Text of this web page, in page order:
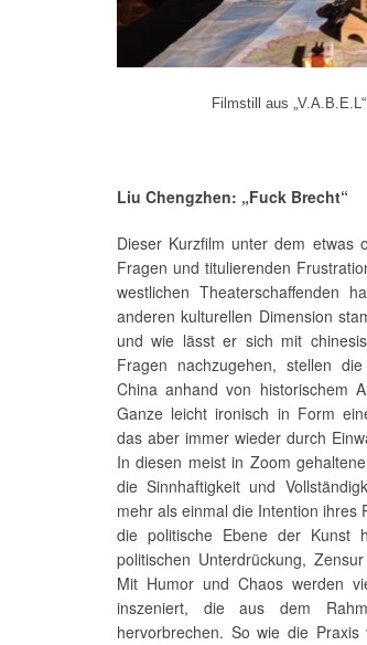
Filmstill aus
Liu Chengzhen: „Fuck Brecht“
Dieser Kurzfilm unter dem etwas
Fragen und titulierenden
westlichen Theaterschaffenden
anderen kulturellen Dimension
und wie lässt er sich mit
Fragen nachzugehen, stellen
China anhand von historischem
Ganze leicht ironisch in Form
das aber immer wieder durch
In diesen meist in Zoom
die Sinnhaftigkeit und
mehr als einmal die Intention ihres
die politische Ebene der Kunst
politischen Unterdrückung,
Mit Humor und Chaos werden
inszeniert, die aus dem
hervorbrechen. So wie die